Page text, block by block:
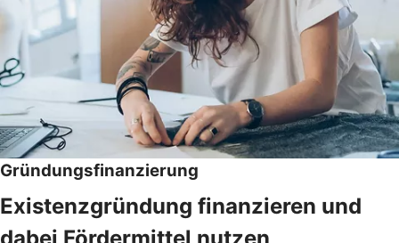
Gründungsfinanzierung
Existenzgründung finanzieren und
dabei Fördermittel nutzen